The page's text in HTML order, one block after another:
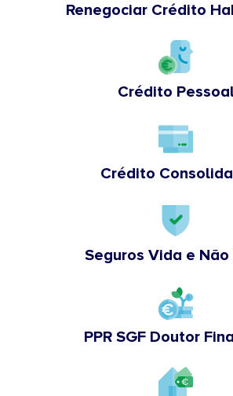
Renegociar Crédito
Crédito
Crédito
Seguros Vida e
PPR SGF Doutor